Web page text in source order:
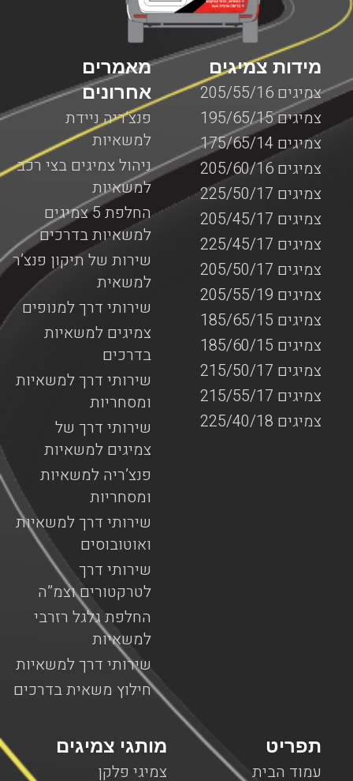
מאמרים
אחרונים
פנצ’ריה ניידת
למשאיות
ניהול צמיגים בצי רכב
למשאיות
החלפת 5 צמיגים
למשאיות בדרכים
שירות של תיקון פנצ’ר
למשאית
שירותי דרך למנופים
צמיגים למשאיות
בדרכים
שירותי דרך למשאיות
ומסחריות
שירותי דרך של
צמיגים למשאיות
פנצ’ריה למשאיות
ומסחריות
שירותי דרך למשאיות
ואוטובוסים
שירותי דרך
לטרקטורים וצמ”ה
החלפת גלגל רזרבי
למשאיות
שירותי דרך למשאיות
חילוץ משאית בדרכים
מידות צמיגים
צמיגים 205/55/16
צמיגים 195/65/15
צמיגים 175/65/14
צמיגים 205/60/16
צמיגים 225/50/17
צמיגים 205/45/17
צמיגים 225/45/17
צמיגים 205/50/17
צמיגים 205/55/19
צמיגים 185/65/15
צמיגים 185/60/15
צמיגים 215/50/17
צמיגים 215/55/17
צמיגים 225/40/18
מותגי צמיגים
צמיגי פלקן
תפריט
עמוד הבית